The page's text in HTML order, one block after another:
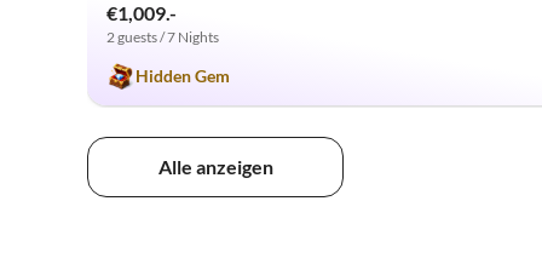
€1,009.-
2 guests / 7 Nights
Hidden Gem
Alle anzeigen